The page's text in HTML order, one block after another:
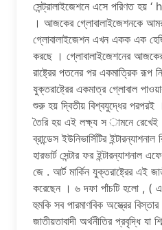
সেন্ট্রালাইজেশনে এসে পরিণত
। আজকের গ্লোবালাইজেশনকে
গ্লোবালাইজেশন এখন একক এক
করছে । গ্লোবালাইজেশনের
রাষ্ট্রের পতনের পর একমাত্রিক রূপ
যুক্তরাষ্ট্রের একমাত্র গ্লোবাল
শুরু হয় দ্বিতীয় বিশ্বযুদ্ধের পরপরই
তৈরি হয় এই লক্ষ্য স ামনে রেখেই
ব্রান্ডেস ইউনিভার্সিটির
হারভার্ট সেন্টার ফর ইন্টারন্যাশনাল
জে . আর্ট মার্কিন যুক্তরাষ্ট্রের এই
করেছেন । ৬ দফা পাঁচটি হলো , (
হুমকি সব পারমাণবিক অস্ত্রের
জাতীয়তাবাদী অর্থনীতির প্রবৃদ্ধি